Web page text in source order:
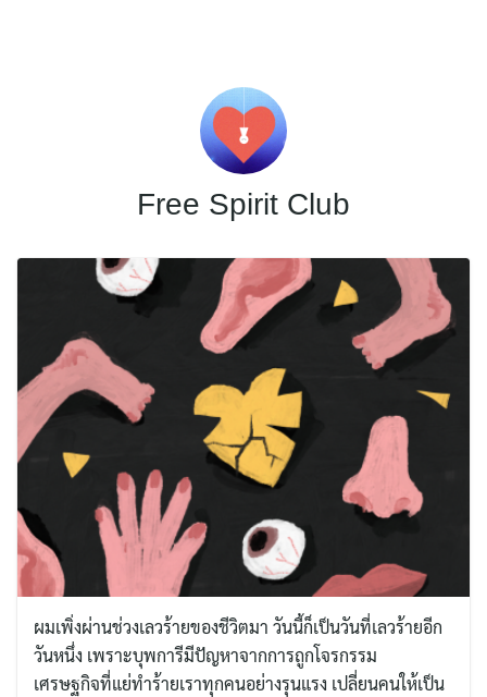
Free Spirit Club
ผมเพิ่งผ่านช่วงเลวร้ายของชีวิตมา วันนี้ก็เป็นวันที่เลวร้ายอีก
วันหนึ่ง เพราะบุพการีมีปัญหาจากการถูกโจรกรรม
เศรษฐกิจ​ที่แย่ทำร้ายเราทุกคนอย่างรุนแรง เปลี่ยนคนให้เป็น